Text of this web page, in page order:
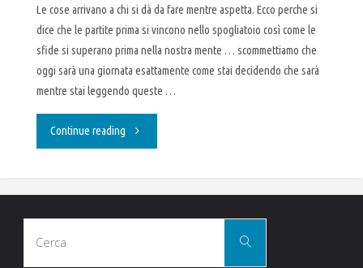
Le cose arrivano a chi si dà da fare mentre aspetta. Ecco perche si
dice che le partite prima si vincono nello spogliatoio così come le
sfide si superano prima nella nostra mente … scommettiamo che
oggi sarà una giornata esattamente come stai decidendo che sarà
mentre stai leggendo queste …
Continue reading "Essere.
Cerca